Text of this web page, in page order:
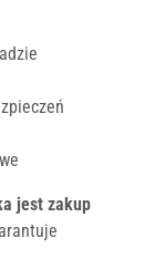
jest zakup